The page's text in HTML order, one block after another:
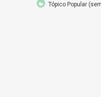
Tópico Popular